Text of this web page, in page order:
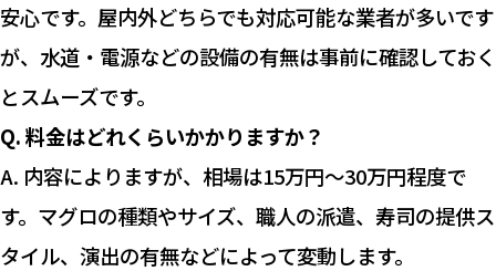
安心です。屋内外どちらでも対応可能な業者が多いです
が、水道・電源などの設備の有無は事前に確認しておく
とスムーズです。
Q. 料金はどれくらいかかりますか？
A. 内容によりますが、相場は15万円〜30万円程度で
す。マグロの種類やサイズ、職人の派遣、寿司の提供ス
タイル、演出の有無などによって変動します。